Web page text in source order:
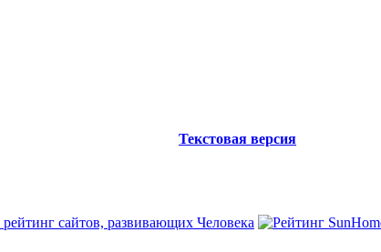
Текстовая версия